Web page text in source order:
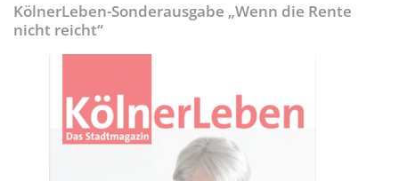
KölnerLeben-Sonderausgabe „Wenn die Rente
nicht reicht“